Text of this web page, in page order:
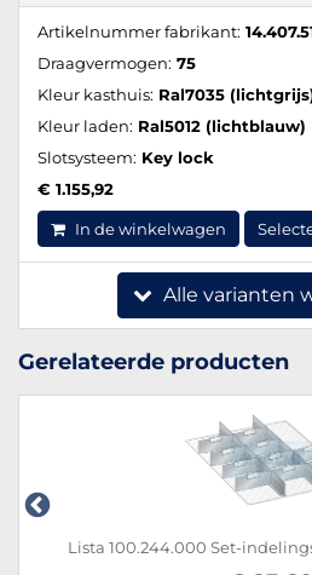
Artikelnummer fabrikant:
Draagvermogen: 75
Kleur kasthuis: Ral7035
Kleur laden: Ral5012 (lichtblauw)
Slotsysteem: Key lock
€ 1.155,92
In de winkelwagen
Alle varianten
Gerelateerde producten
Lista 100.244.000 Set-